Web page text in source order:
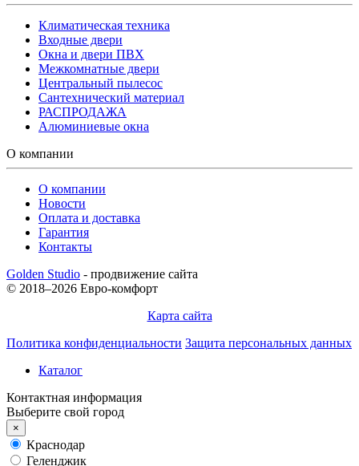
Климатическая техника
Входные двери
Окна и двери ПВХ
Межкомнатные двери
Центральный пылесос
Сантехнический материал
РАСПРОДАЖА
Алюминиевые окна
О компании
О компании
Новости
Оплата и доставка
Гарантия
Контакты
Golden Studio - продвижение сайта
© 2018–2026 Евро-комфорт
Карта сайта
Политика конфиденциальности Защита персональных данных
Каталог
Контактная информация
Выберите свой город
×
Краснодар
Геленджик